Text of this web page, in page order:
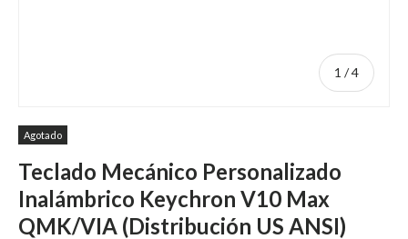
1 /de
4
Agotado
Teclado Mecánico Personalizado
Inalámbrico Keychron V10 Max
QMK/VIA (Distribución US ANSI)